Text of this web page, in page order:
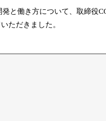
と働き方について、取締役
ただきました。